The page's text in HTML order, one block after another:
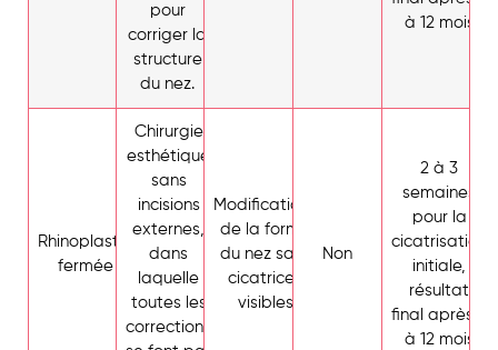
pour
corriger la
structure
du nez.
à 12 mois
Rhinoplastie
fermée
Chirurgie
esthétique
sans
incisions
externes,
dans
laquelle
toutes les
corrections
Modifications
de la forme
du nez sans
cicatrices
visibles
Non
2 à 3
semaines
pour la
cicatrisation
initiale,
résultat
final après 6
à 12 mois